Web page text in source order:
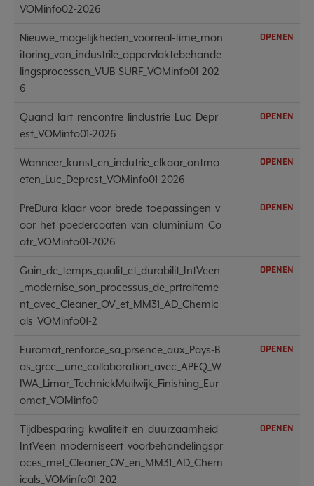
VOMinfo02-2026
Nieuwe_mogelijkheden_voorreal-time_mon
itoring_van_industrile_oppervlaktebehande
lingsprocessen_VUB-SURF_VOMinfo01-202
6
OPENEN
Quand_lart_rencontre_lindustrie_Luc_Depr
est_VOMinfo01-2026
OPENEN
Wanneer_kunst_en_indutrie_elkaar_ontmo
eten_Luc_Deprest_VOMinfo01-2026
OPENEN
PreDura_klaar_voor_brede_toepassingen_v
oor_het_poedercoaten_van_aluminium_Co
atr_VOMinfo01-2026
OPENEN
Gain_de_temps_qualit_et_durabilit_IntVeen
_modernise_son_processus_de_prtraiteme
nt_avec_Cleaner_OV_et_MM31_AD_Chemic
als_VOMinfo01-2
OPENEN
Euromat_renforce_sa_prsence_aux_Pays-B
as_grce__une_collaboration_avec_APEQ_W
IWA_Limar_TechniekMuilwijk_Finishing_Eur
omat_VOMinfo0
OPENEN
Tijdbesparing_kwaliteit_en_duurzaamheid_
IntVeen_moderniseert_voorbehandelingspr
oces_met_Cleaner_OV_en_MM31_AD_Chem
icals_VOMinfo01-202
OPENEN